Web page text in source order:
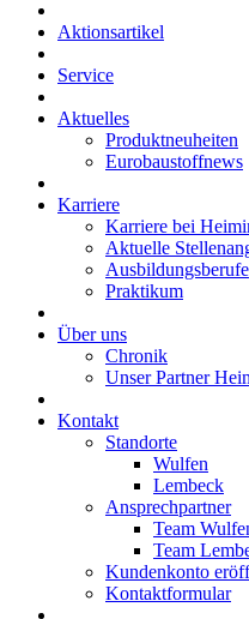
Aktionsartikel
Service
Aktuelles
Produktneuheiten
Eurobaustoffnews
Karriere
Karriere bei
Aktuelle
Ausbildungsberufe
Praktikum
Über uns
Chronik
Unser Partner
Kontakt
Standorte
Wulfen
Lembeck
Ansprechpartner
Team
Team
Kundenkonto
Kontaktformular